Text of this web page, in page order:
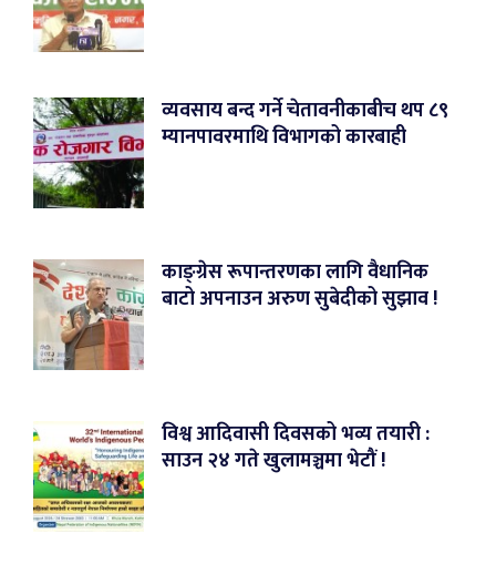
व्यवसाय बन्द गर्ने चेतावनीकाबीच थप ८९
म्यानपावरमाथि विभागको कारबाही
काङ्ग्रेस रूपान्तरणका लागि वैधानिक
बाटो अपनाउन अरुण सुबेदीको सुझाव !
विश्व आदिवासी दिवसको भव्य तयारी :
साउन २४ गते खुलामञ्चमा भेटौं !